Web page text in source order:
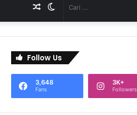
Switch
skin
Artikel
Acak
Follow Us
3,648
Fans
3K+
Followers